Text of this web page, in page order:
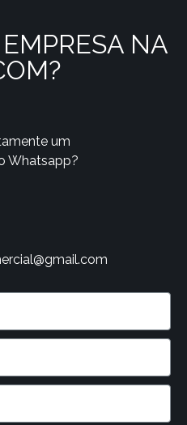
NA
um
Whatsapp?